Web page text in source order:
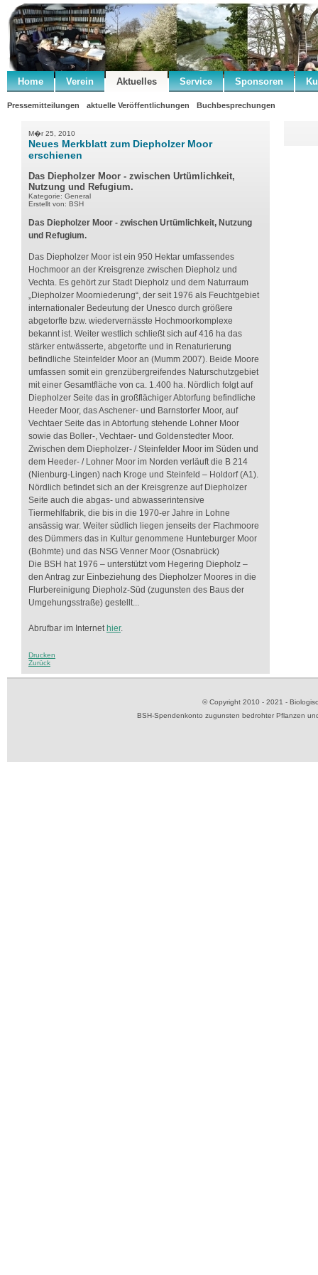
Home Verein Aktuelles Service Sponsoren
Pressemitteilungen aktuelle Veröffentlichungen Buchbesprechungen
M�r 25, 2010
Neues Merkblatt zum Diepholzer Moor
erschienen
Das Diepholzer Moor - zwischen Urtümlichkeit,
Nutzung und Refugium.
Kategorie: General
Erstellt von: BSH
Das Diepholzer Moor - zwischen Urtümlichkeit, Nutzung
und Refugium.
Das Diepholzer Moor ist ein 950 Hektar umfassendes
Hochmoor an der Kreisgrenze zwischen Diepholz und
Vechta. Es gehört zur Stadt Diepholz und dem Naturraum
„Diepholzer Moorniederung“, der seit 1976 als Feuchtgebiet
internationaler Bedeutung der Unesco durch größere
abgetorfte bzw. wiedervernässte Hochmoorkomplexe
bekannt ist. Weiter westlich schließt sich auf 416 ha das
stärker entwässerte, abgetorfte und in Renaturierung
befindliche Steinfelder Moor an (Mumm 2007). Beide Moore
umfassen somit ein grenzübergreifendes Naturschutzgebiet
mit einer Gesamtfläche von ca. 1.400 ha. Nördlich folgt auf
Diepholzer Seite das in großflächiger Abtorfung befindliche
Heeder Moor, das Aschener- und Barnstorfer Moor, auf
Vechtaer Seite das in Abtorfung stehende Lohner Moor
sowie das Boller-, Vechtaer- und Goldenstedter Moor.
Zwischen dem Diepholzer- / Steinfelder Moor im Süden und
dem Heeder- / Lohner Moor im Norden verläuft die B 214
(Nienburg-Lingen) nach Kroge und Steinfeld – Holdorf (A1).
Nördlich befindet sich an der Kreisgrenze auf Diepholzer
Seite auch die abgas- und abwasserintensive
Tiermehlfabrik, die bis in die 1970-er Jahre in Lohne
ansässig war. Weiter südlich liegen jenseits der Flachmoore
des Dümmers das in Kultur genommene Hunteburger Moor
(Bohmte) und das NSG Venner Moor (Osnabrück)
Die BSH hat 1976 – unterstützt vom Hegering Diepholz –
den Antrag zur Einbeziehung des Diepholzer Moores in die
Flurbereinigung Diepholz-Süd (zugunsten des Baus der
Umgehungsstraße) gestellt...
Abrufbar im Internet hier.
Drucken
Zurück
© Copyright 2010 - 2021 -
BSH-Spendenkonto zugunsten bedrohter Pflanzen